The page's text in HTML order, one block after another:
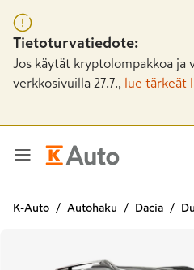
Tietoturvatiedote:
Jos käytät kryptolompakkoa ja
verkkosivuilla 27.7.,
lue tärkeät
K-Auto Autohaku Dacia